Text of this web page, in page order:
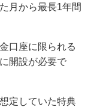
月から最長1年間
口座に限られる
開設が必要で
定していた特典